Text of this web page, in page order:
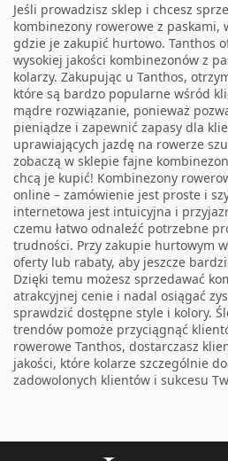
Jeśli prowadzisz sklep i chcesz
kombinezony rowerowe z paskami,
gdzie je zakupić hurtowo. Tanthos
wysokiej jakości kombinezonów z
kolarzy. Zakupując u Tanthos,
które są bardzo popularne wśród
mądre rozwiązanie, ponieważ
pieniądze i zapewnić zapasy dla
uprawiających jazdę na rowerze
zobaczą w sklepie fajne
chcą je kupić! Kombinezony
online – zamówienie jest proste i
internetowa jest intuicyjna i
czemu łatwo odnaleźć potrzebne
trudności. Przy zakupie hurtowym
oferty lub rabaty, aby jeszcze
Dzięki temu możesz sprzedawać
atrakcyjnej cenie i nadal osiągać
sprawdzić dostępne style i kolory.
trendów pomoże przyciągnąć
rowerowe Tanthos, dostarczasz
jakości, które kolarze szczególnie
zadowolonych klientów i sukcesu